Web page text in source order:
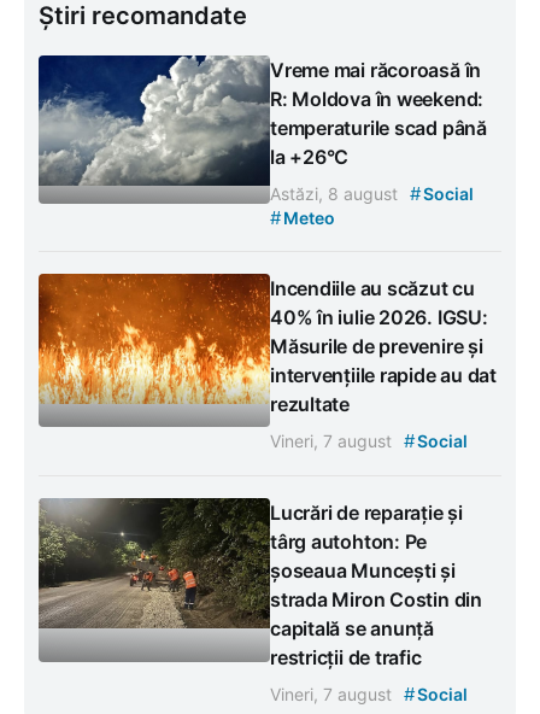
Știri recomandate
Vreme mai răcoroasă în
R: Moldova în weekend:
temperaturile scad până
la +26°C
Astăzi, 8 august #Social
#Meteo
Incendiile au scăzut cu
40% în iulie 2026. IGSU:
Măsurile de prevenire și
intervențiile rapide au dat
rezultate
Vineri, 7 august #Social
Lucrări de reparație și
târg autohton: Pe
șoseaua Muncești și
strada Miron Costin din
capitală se anunță
restricții de trafic
Vineri, 7 august #Social